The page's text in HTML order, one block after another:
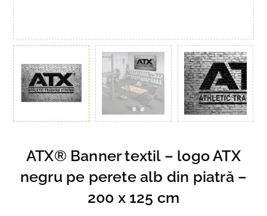
ATX® Banner textil – logo ATX
negru pe perete alb din piatră –
200 x 125 cm